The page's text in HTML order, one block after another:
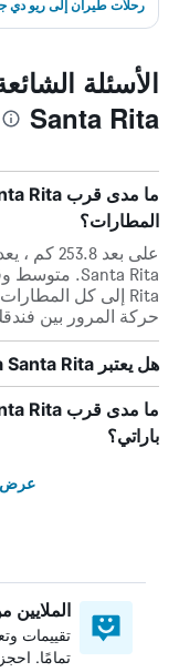
رحلات طيران إلى ريو دي
Santa Rita
المطارات؟
حركة المرور بين
هل يعتبر Pousada Santa Rita صديقاً للحيوانات الأليفة؟
باراتي؟
عرض
الملايين
تقييمات
تمامًا.